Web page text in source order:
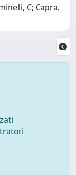
C; Capra,